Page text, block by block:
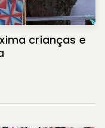
crianças e